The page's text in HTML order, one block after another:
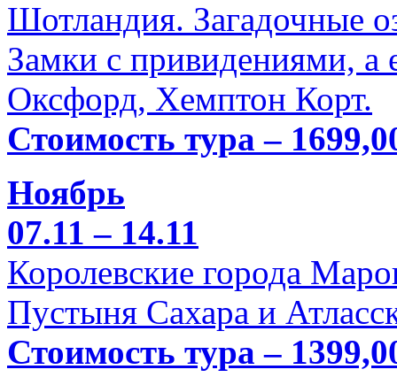
Шотландия. Загадочные
Замки с привидениями,
Оксфорд, Хемптон Корт.
Стоимость тура –
Ноябрь
07.11 – 14.11
Королевские города
Пустыня Сахара и
Стоимость тура –